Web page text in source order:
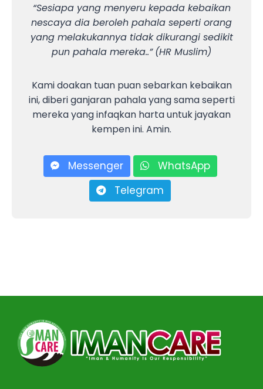
“Sesiapa yang menyeru kepada kebaikan
nescaya dia beroleh pahala seperti orang
yang melakukannya tidak dikurangi sedikit
pun pahala mereka..” (HR Muslim)
Kami doakan tuan puan sebarkan kebaikan
ini, diberi ganjaran pahala yang sama seperti
mereka yang infaqkan harta untuk jayakan
kempen ini. Amin.
Messenger
WhatsApp
Telegram